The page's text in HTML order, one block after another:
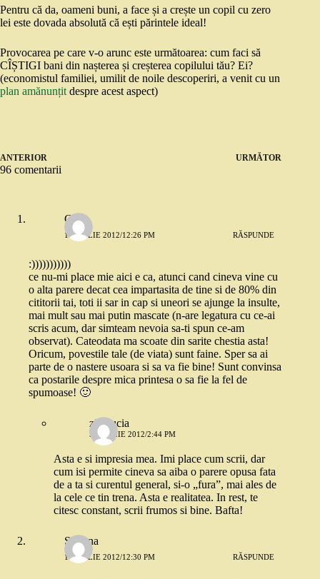
Pentru că da, oameni buni, a face și a crește un copil cu zero
lei este dovada absolută că ești părintele ideal!
Provocarea pe care v-o arunc este următoarea: cum faci să
CÎȘTIGI bani din nașterea și creșterea copilului tău? Ei?
(economistul familiei, umilit de noile descoperiri, a venit cu un
plan amănunțit despre acest aspect)
ANTERIOR URMĂTOR
96 comentarii
GG
1 APRILIE 2012/12:26 PM RĂSPUNDE
:)))))))))))
ce nu-mi place mie aici e ca, atunci cand cineva vine cu
o alta parere decat cea impartasita de tine si de 80% din
cititorii tai, toti ii sar in cap si uneori se ajunge la insulte,
mai mult sau mai putin mascate (n-are legatura cu ce-ai
scris acum, dar simteam nevoia sa-ti spun ce-am
observat). Cateodata ma scoate din sarite chestia asta!
Oricum, povestile tale (de viata) sunt faine. Sper sa ai
parte de o nastere usoara si sa va fie bine! Sunt convinsa
ca postarile despre mica printesa o sa fie la fel de
spumoase! 🙂
zitellucia
5 APRILIE 2012/2:44 PM
Asta e si impresia mea. Imi place cum scrii, dar
cum isi permite cineva sa aiba o parere opusa fata
de a ta si curentul general, si-o „fura”, mai ales de
la cele ce tin trena. Asta e realitatea. In rest, te
citesc constant, scrii frumos si bine. Bafta!
Simona
1 APRILIE 2012/12:30 PM RĂSPUNDE